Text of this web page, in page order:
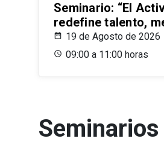
Seminario: “El
redefine talento,
19 de Agosto de 2026
09:00 a 11:00 horas
Seminarios